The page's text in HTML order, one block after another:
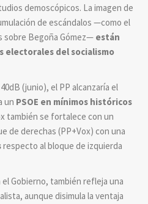
demoscópicos. La imagen de
de escándalos —como el
sobre Begoña Gómez— están
electorales del socialismo
(junio), el PP alcanzaría el
un PSOE en mínimos históricos
también se fortalece con un
de derechas (PP+Vox) con una
respecto al bloque de izquierda
el Gobierno, también refleja una
aunque disimula la ventaja